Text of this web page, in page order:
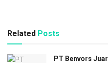
Related Posts
PT Benvors